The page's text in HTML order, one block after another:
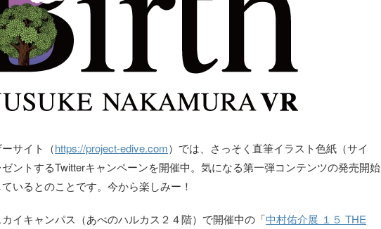
サイト（https://project-edive.com）では、さっそく直筆イラスト色紙（サイ
ントするTwitterキャンペーンを開催中。気になる第一弾コンテンツの発売開始
いるとのことです。今から楽しみー！
イキャンパス（あべのハルカス２４階）で開催中の「中村佑介展 １５ THE